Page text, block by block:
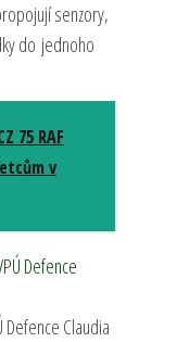
senzory,
do jednoho
75 RAF
v
Defence Claudia